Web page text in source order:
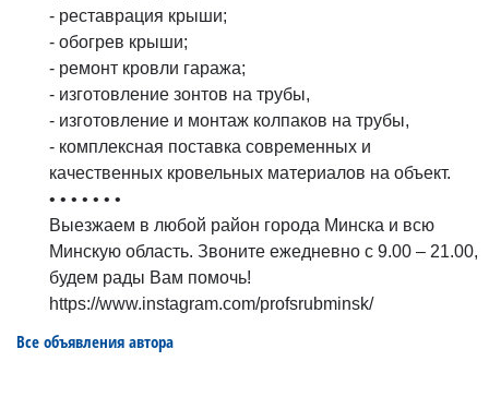
- реставрация крыши;
- обогрев крыши;
- ремонт кровли гаража;
- изготовление зонтов на трубы,
- изготовление и монтаж колпаков на трубы,
- комплексная поставка современных и
качественных кровельных материалов на объект.
• • • • • • •
Выезжаем в любой район города Минска и всю
Минскую область. Звоните ежедневно с 9.00 – 21.00,
будем рады Вам помочь!
https://www.instagram.com/profsrubminsk/
Все объявления автора